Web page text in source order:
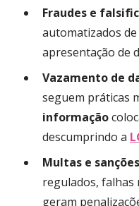
Fraudes e
automatizados de
apresentação de
Vazamento de
seguem práticas
informação
descumprindo a
Multas e sanções
regulados, falhas
geram